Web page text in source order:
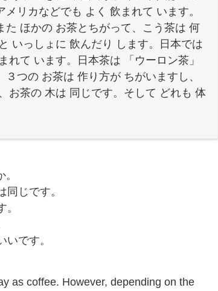
リカなどでも よく 飲まれて います。
ほかの お茶とちがって、こう茶は 何
いっしょに 飲んだり します。日本では
て います。日本茶は 「ウーロン茶」
つの お茶は 作り方が ちがいますし、
お茶の 木は 同じです。そして どれも 体
じです。
です。
as coffee. However, depending on the